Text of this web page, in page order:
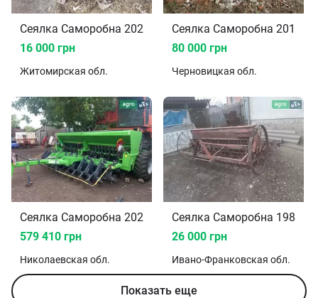
Сеялка Саморобна 2023
16 000 грн
Житомирская обл.
Сеялка Саморобна 2015
80 000 грн
Черновицкая обл.
Сеялка Саморобна 2020
579 410 грн
Николаевская обл.
Сеялка Саморобна 1989
26 000 грн
Ивано-Франковская обл.
Показать еще